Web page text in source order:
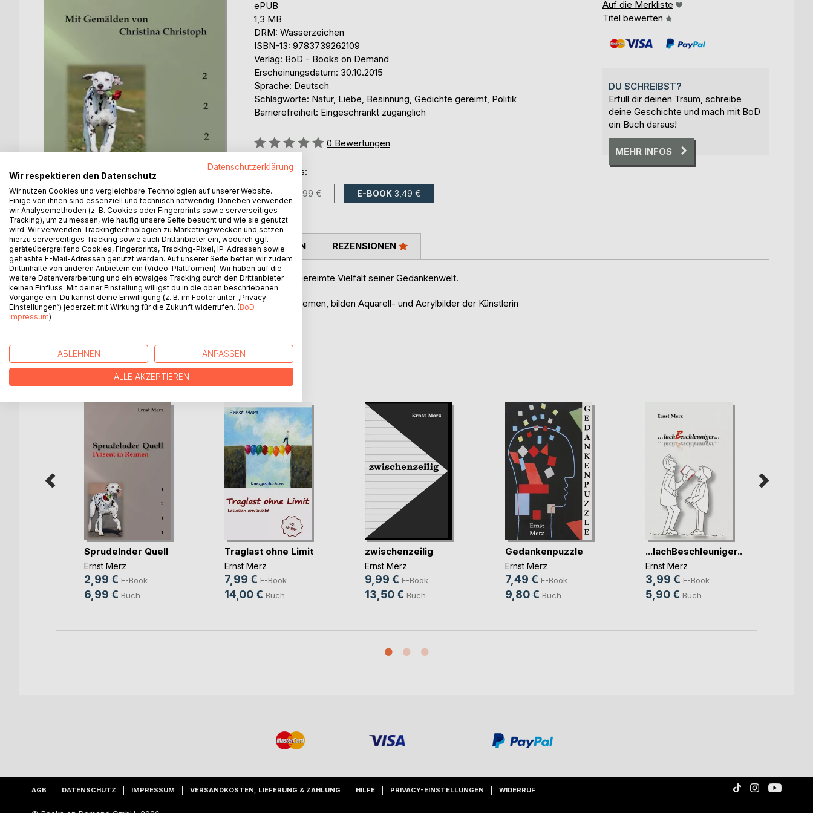
ePUB
1,3 MB
DRM: Wasserzeichen
ISBN-13: 9783739262109
Verlag: BoD - Books on Demand
Erscheinungsdatum: 30.10.2015
Sprache: Deutsch
Schlagworte: Natur, Liebe, Besinnung, Gedichte gereimt, Politik
Barrierefreiheit: Eingeschränkt zugänglich
Bewertung::
0%
0 Bewertungen
erhältlich als:
BUCH 6,99 € E-BOOK 3,49 €
Auf die Merkliste
Titel bewerten
DU SCHREIBST?
Erfüll dir deinen Traum, schreibe
deine Geschichte und mach mit BoD
ein Buch daraus!
MEHR INFOS
BESCHREIBUNG
Auch in seinem zweiten Band offenbart Ernst Merz, eine gereimte Vielfalt seiner Gedankenwelt.
Gewohnt kritisch, anprangernd, teils mit Humor und Witz.
Den harmonischen Übergang zu den unterschiedlichen Themen, bilden Aquarell- und Acrylbilder der Künstlerin
AUTOR/IN PRESSESTIMMEN REZENSIONEN
WEITERE TITEL BEIBoD
Sprudelnder Quell
Ernst Merz
2,99 € E-Book
6,99 € Buch
Traglast ohne Limit
Ernst Merz
7,99 € E-Book
14,00 € Buch
zwischenzeilig
Ernst Merz
9,99 € E-Book
13,50 € Buch
Gedankenpuzzle
Ernst Merz
7,49 € E-Book
9,80 € Buch
...lachBeschleuniger...
Ernst Merz
3,99 € E-Book
5,90 € Buch
AGB DATENSCHUTZ IMPRESSUM VERSANDKOSTEN, LIEFERUNG & ZAHLUNG HILFE PRIVACY-EINSTELLUNGEN WIDERRUF
Datenschutzerklärung
Wir respektieren den Datenschutz
Wir nutzen Cookies und vergleichbare Technologien auf unserer Website.
Einige von ihnen sind essenziell und technisch notwendig. Daneben verwenden
wir Analysemethoden (z. B. Cookies oder Fingerprints sowie serverseitiges
Tracking), um zu messen, wie häufig unsere Seite besucht und wie sie genutzt
wird. Wir verwenden Trackingtechnologien zu Marketingzwecken und setzen
hierzu serverseitiges Tracking sowie auch Drittanbieter ein, wodurch ggf.
geräteübergreifend Cookies, Fingerprints, Tracking-Pixel, IP-Adressen sowie
gehashte E-Mail-Adressen genutzt werden. Auf unserer Seite betten wir zudem
Drittinhalte von anderen Anbietern ein (Video-Plattformen). Wir haben auf die
weitere Datenverarbeitung und ein etwaiges Tracking durch den Drittanbieter
keinen Einfluss. Mit deiner Einstellung willigst du in die oben beschriebenen
Vorgänge ein. Du kannst deine Einwilligung (z. B. im Footer unter „Privacy-
Einstellungen“) jederzeit mit Wirkung für die Zukunft widerrufen. (BoD-
Impressum)
ABLEHNEN ANPASSEN
ALLE AKZEPTIEREN